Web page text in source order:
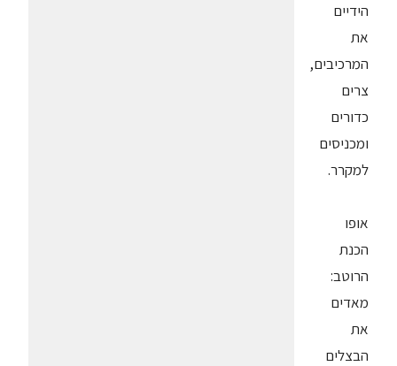
הידיים
את
המרכיבים,
צרים
כדורים
ומכניסים
למקרר.
אופו
הכנת
הרוטב:
מאדים
את
הבצלים